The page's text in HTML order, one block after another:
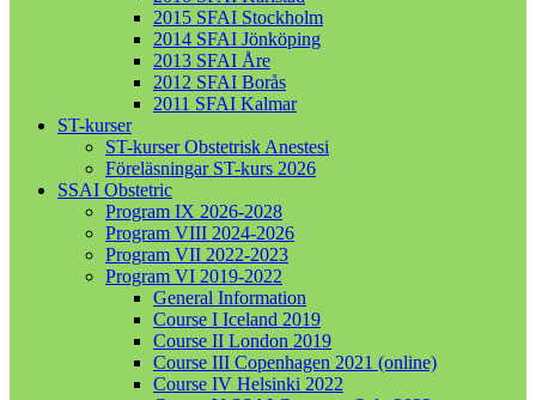
2015 SFAI Stockholm
2014 SFAI Jönköping
2013 SFAI Åre
2012 SFAI Borås
2011 SFAI Kalmar
ST-kurser
ST-kurser Obstetrisk Anestesi
Föreläsningar ST-kurs 2026
SSAI Obstetric
Program IX 2026-2028
Program VIII 2024-2026
Program VII 2022-2023
Program VI 2019-2022
General Information
Course I Iceland 2019
Course II London 2019
Course III Copenhagen 2021 (online)
Course IV Helsinki 2022